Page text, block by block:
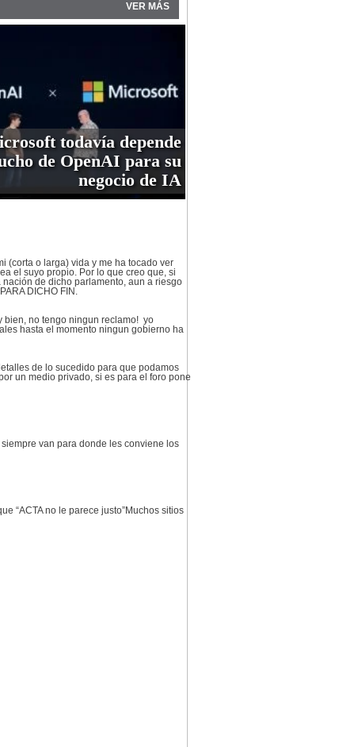
VER MÁS
todavía depende
de OpenAI para su
negocio de IA
(corta o larga) vida y me ha tocado ver
el suyo propio. Por lo que creo que, si
de dicho parlamento, aun a riesgo
DICHO FIN.
bien, no tengo ningun reclamo! yo
hasta el momento ningun gobierno ha
de lo sucedido para que podamos
un medio privado, si es para el foro pone
van para donde les conviene los
“ACTA no le parece justo”Muchos sitios